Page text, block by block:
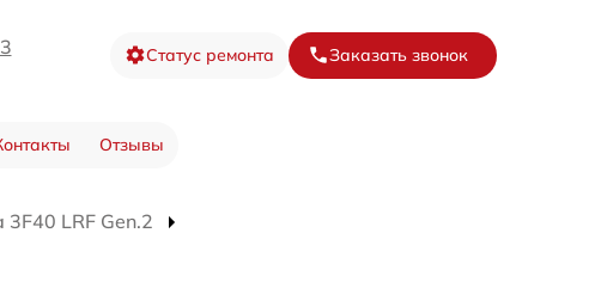
Статус ремонта Заказать звонок
Отзывы
LRF Gen.2